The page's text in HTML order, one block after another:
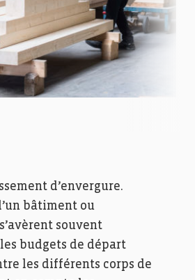
d’envergure.
bâtiment ou
souvent
budgets de départ
les différents corps de